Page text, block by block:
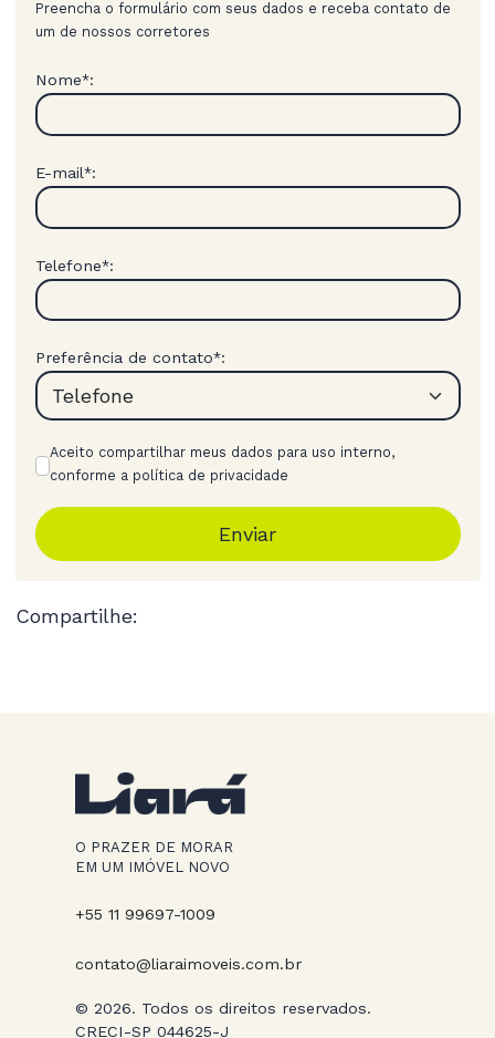
Preencha o formulário com seus dados e receba contato de
um de nossos corretores
Nome*:
E-mail*:
Telefone*:
Preferência de contato*:
Aceito compartilhar meus dados para uso interno,
conforme a política de privacidade
Enviar
Compartilhe:
O PRAZER DE MORAR
EM UM IMÓVEL NOVO
+55 11 99697-1009
contato@liaraimoveis.com.br
© 2026. Todos os direitos reservados.
CRECI-SP 044625-J